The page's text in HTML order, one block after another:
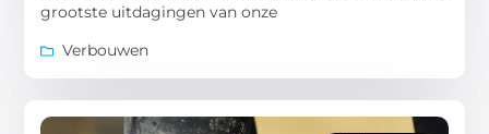
grootste uitdagingen van onze
Verbouwen